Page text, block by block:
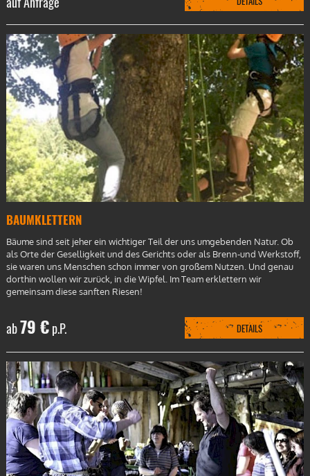
BAUMKLETTERN
Bäume sind seit jeher ein wichtiger Teil der uns umgebenden Natur. Ob
als Orte der Geselligkeit und des Gerichts oder als Brenn-und Werkstoff,
sie waren uns Menschen schon immer von großem Nutzen. Und genau
dorthin wollen wir zurück, in die Wipfel. Im Team erklettern wir
gemeinsam diese sanften Riesen!
ab79 €p.P. DETAILS